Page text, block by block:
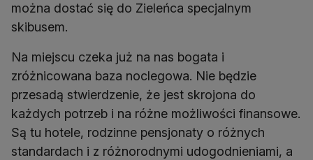
można dostać się do Zieleńca specjalnym
skibusem.
Na miejscu czeka już na nas bogata i
zróżnicowana baza noclegowa. Nie będzie
przesadą stwierdzenie, że jest skrojona do
każdych potrzeb i na różne możliwości finansowe.
Są tu hotele, rodzinne pensjonaty o różnych
standardach i z różnorodnymi udogodnieniami, a